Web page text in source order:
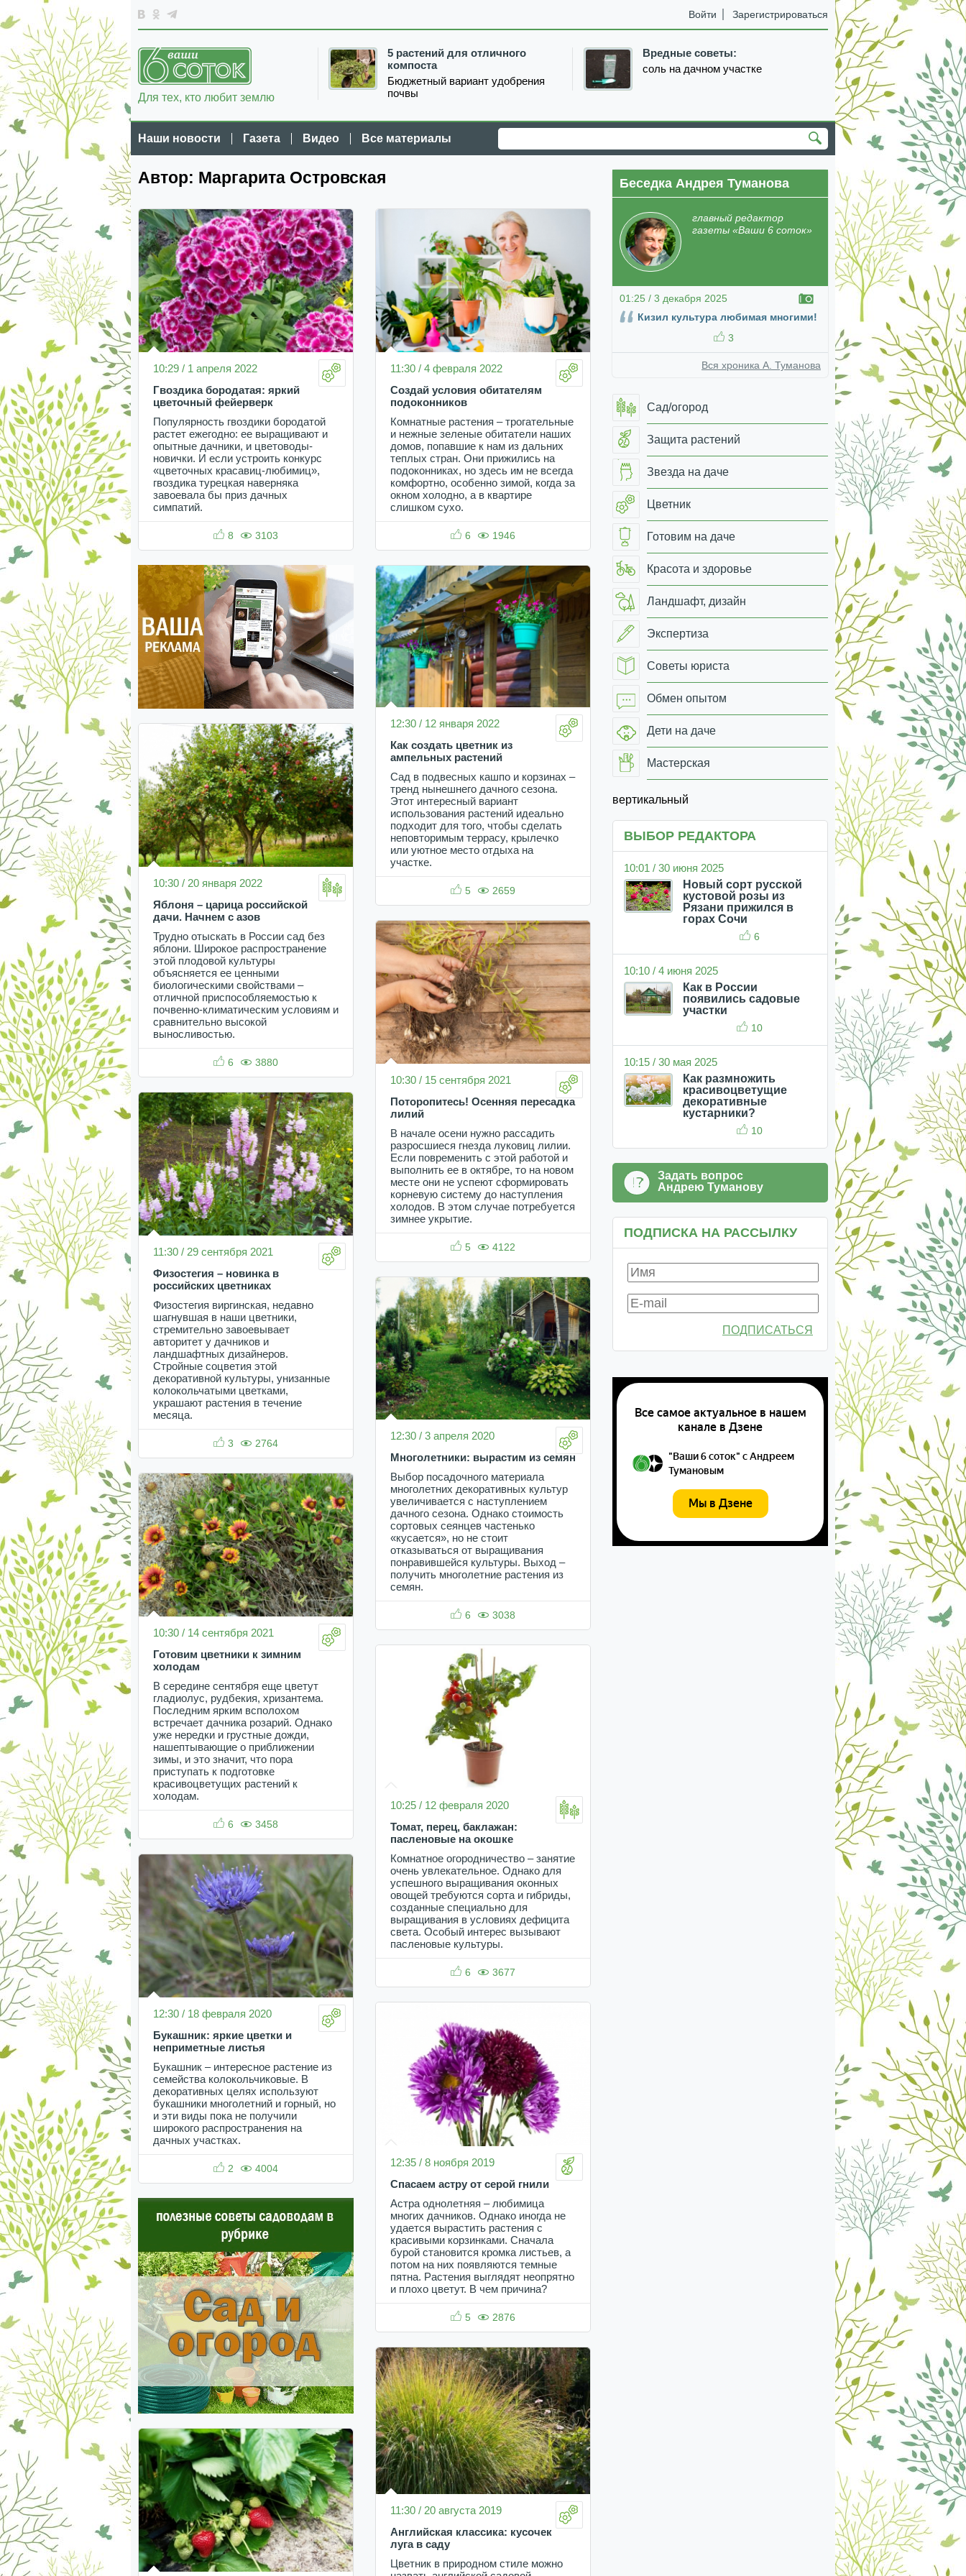
Войти Зарегистрироваться
5 растений для отличного
компоста
Бюджетный вариант удобрения
почвы
Вредные советы:
соль на дачном участке
Для тех, кто любит землю
Наши новости Газета Видео Все материалы
Автор: Маргарита Островская
10:29 / 1 апреля 2022
Гвоздика бородатая: яркий
цветочный фейерверк
Популярность гвоздики бородатой
растет ежегодно: ее выращивают и
опытные дачники, и цветоводы-
новички. И если устроить конкурс
«цветочных красавиц-любимиц»,
гвоздика турецкая наверняка
завоевала бы приз дачных
симпатий.
8 3103
10:30 / 20 января 2022
Яблоня – царица российской
дачи. Начнем с азов
Трудно отыскать в России сад без
яблони. Широкое распространение
этой плодовой культуры
объясняется ее ценными
биологическими свойствами –
отличной приспособляемостью к
почвенно-климатическим условиям и
сравнительно высокой
выносливостью.
6 3880
11:30 / 29 сентября 2021
Физостегия – новинка в
российских цветниках
Физостегия виргинская, недавно
шагнувшая в наши цветники,
стремительно завоевывает
авторитет у дачников и
ландшафтных дизайнеров.
Стройные соцветия этой
декоративной культуры, унизанные
колокольчатыми цветками,
украшают растения в течение
месяца.
3 2764
10:30 / 14 сентября 2021
Готовим цветники к зимним
холодам
В середине сентября еще цветут
гладиолус, рудбекия, хризантема.
Последним ярким всполохом
встречает дачника розарий. Однако
уже нередки и грустные дожди,
нашептывающие о приближении
зимы, и это значит, что пора
приступать к подготовке
красивоцветущих растений к
холодам.
6 3458
12:30 / 18 февраля 2020
Букашник: яркие цветки и
неприметные листья
Букашник – интересное растение из
семейства колокольчиковые. В
декоративных целях используют
букашники многолетний и горный, но
и эти виды пока не получили
широкого распространения на
дачных участках.
2 4004
11:30 / 4 февраля 2022
Создай условия обитателям
подоконников
Комнатные растения – трогательные
и нежные зеленые обитатели наших
домов, попавшие к нам из дальних
теплых стран. Они прижились на
подоконниках, но здесь им не всегда
комфортно, особенно зимой, когда за
окном холодно, а в квартире
слишком сухо.
6 1946
12:30 / 12 января 2022
Как создать цветник из
ампельных растений
Сад в подвесных кашпо и корзинах –
тренд нынешнего дачного сезона.
Этот интересный вариант
использования растений идеально
подходит для того, чтобы сделать
неповторимым террасу, крылечко
или уютное место отдыха на
участке.
5 2659
10:30 / 15 сентября 2021
Поторопитесь! Осенняя пересадка
лилий
В начале осени нужно рассадить
разросшиеся гнезда луковиц лилии.
Если повременить с этой работой и
выполнить ее в октябре, то на новом
месте они не успеют сформировать
корневую систему до наступления
холодов. В этом случае потребуется
зимнее укрытие.
5 4122
12:30 / 3 апреля 2020
Многолетники: вырастим из семян
Выбор посадочного материала
многолетних декоративных культур
увеличивается с наступлением
дачного сезона. Однако стоимость
сортовых сеянцев частенько
«кусается», но не стоит
отказываться от выращивания
понравившейся культуры. Выход –
получить многолетние растения из
семян.
6 3038
10:25 / 12 февраля 2020
Томат, перец, баклажан:
пасленовые на окошке
Комнатное огородничество – занятие
очень увлекательное. Однако для
успешного выращивания оконных
овощей требуются сорта и гибриды,
созданные специально для
выращивания в условиях дефицита
света. Особый интерес вызывают
пасленовые культуры.
6 3677
12:35 / 8 ноября 2019
Спасаем астру от серой гнили
Астра однолетняя – любимица
многих дачников. Однако иногда не
удается вырастить растения с
красивыми корзинками. Сначала
бурой становится кромка листьев, а
потом на них появляются темные
пятна. Растения выглядят неопрятно
и плохо цветут. В чем причина?
5 2876
11:30 / 20 августа 2019
Английская классика: кусочек
луга в саду
Цветник в природном стиле можно
Беседка Андрея Туманова
главный редактор
газеты «Ваши 6 соток»
01:25 / 3 декабря 2025
Кизил культура любимая многими!
3
Вся хроника А. Туманова
Сад/огород
Защита растений
Звезда на даче
Цветник
Готовим на даче
Красота и здоровье
Ландшафт, дизайн
Экспертиза
Советы юриста
Обмен опытом
Дети на даче
Мастерская
вертикальный
ВЫБОР РЕДАКТОРА
10:01 / 30 июня 2025
Новый сорт русской
кустовой розы из
Рязани прижился в
горах Сочи
6
10:10 / 4 июня 2025
Как в России
появились садовые
участки
10
10:15 / 30 мая 2025
Как размножить
красивоцветущие
декоративные
кустарники?
10
Задать вопрос
Андрею Туманову
ПОДПИСКА НА РАССЫЛКУ
ПОДПИСАТЬСЯ